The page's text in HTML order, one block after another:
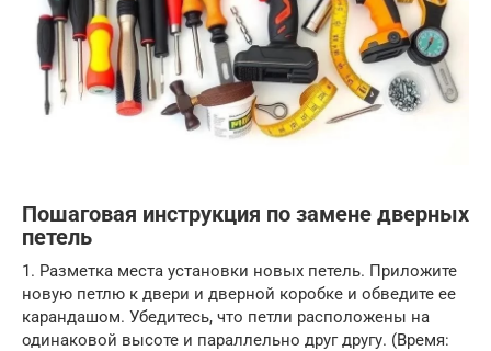
Пошаговая инструкция по замене дверных
петель
1. Разметка места установки новых петель. Приложите
новую петлю к двери и дверной коробке и обведите ее
карандашом. Убедитесь, что петли расположены на
одинаковой высоте и параллельно друг другу. (Время: